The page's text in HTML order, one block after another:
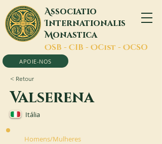
Associatio
Internationalis
Monastica
OSB - CIB - OCist - OCSO
APOIE-NOS
< Retour
Valserena
Itália
Homens/Mulheres